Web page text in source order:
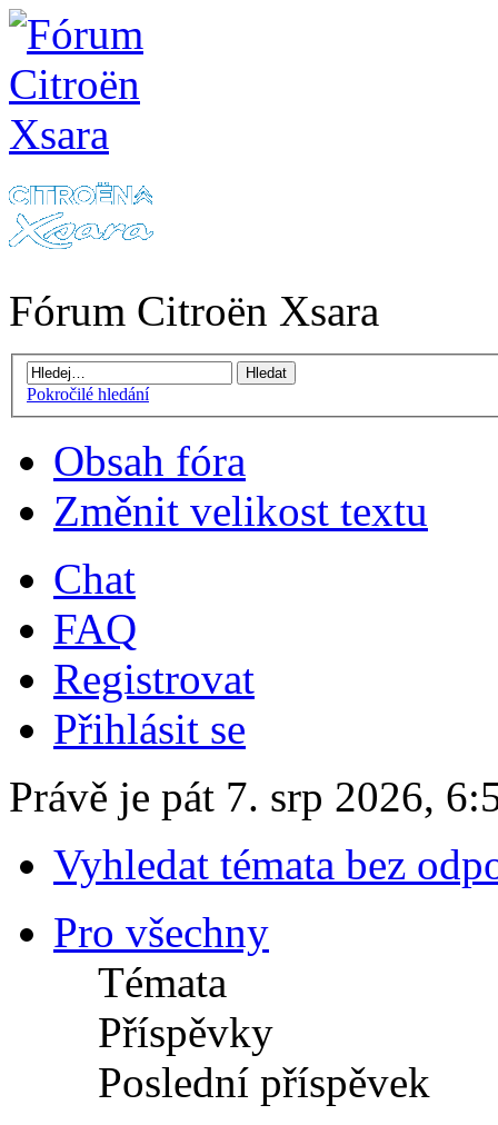
Fórum Citroën Xsara
Pokročilé hledání
Obsah fóra
Změnit velikost textu
Chat
FAQ
Registrovat
Přihlásit se
Právě je pát 7. srp 2026,
Vyhledat témata bez
Pro všechny
Témata
Příspěvky
Poslední příspěvek